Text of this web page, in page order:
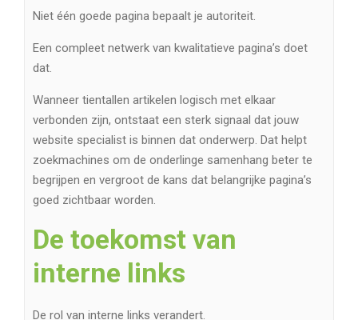
Niet één goede pagina bepaalt je autoriteit.
Een compleet netwerk van kwalitatieve pagina’s doet
dat.
Wanneer tientallen artikelen logisch met elkaar
verbonden zijn, ontstaat een sterk signaal dat jouw
website specialist is binnen dat onderwerp. Dat helpt
zoekmachines om de onderlinge samenhang beter te
begrijpen en vergroot de kans dat belangrijke pagina’s
goed zichtbaar worden.
De toekomst van
interne links
De rol van interne links verandert.